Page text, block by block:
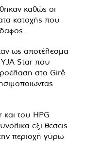
καθώς οι
κατοχής που
ως αποτέλεσμα
YJA Star που
στο Girê
και του HPG
έξι θέσεις
περιοχή γύρω